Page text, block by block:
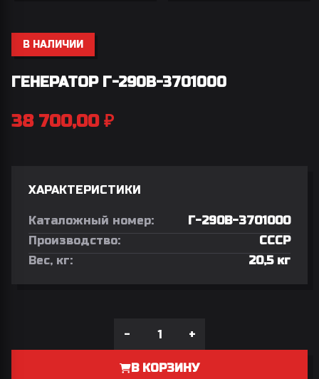
В НАЛИЧИИ
ГЕНЕРАТОР Г-290В-3701000
38 700,00 ₽
ХАРАКТЕРИСТИКИ
Каталожный номер:
Г-290В-3701000
Производство:
СССР
Вес, кг:
20,5 кг
- +
В КОРЗИНУ